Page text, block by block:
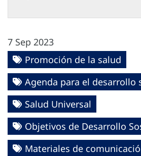
7 Sep 2023
Promoción de la salud
Agenda para el desarrollo
Salud Universal
Objetivos de Desarrollo
Materiales de